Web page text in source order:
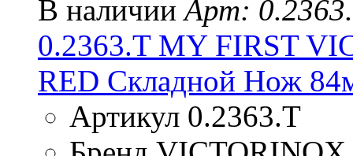
В наличии Арт:
0.2363.T MY FIRST
RED Складной Нож
Артикул 0.2363.T